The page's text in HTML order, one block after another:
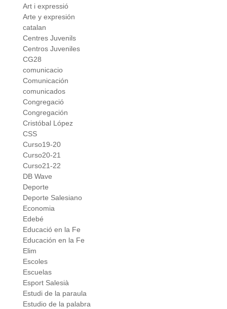
Art i expressió
Arte y expresión
catalan
Centres Juvenils
Centros Juveniles
CG28
comunicacio
Comunicación
comunicados
Congregació
Congregación
Cristóbal López
CSS
Curso19-20
Curso20-21
Curso21-22
DB Wave
Deporte
Deporte Salesiano
Economia
Edebé
Educació en la Fe
Educación en la Fe
Elim
Escoles
Escuelas
Esport Salesià
Estudi de la paraula
Estudio de la palabra